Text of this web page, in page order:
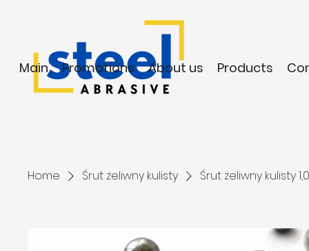
Main Promotions About us Products
Home Śrut żeliwny kulisty Śrut żeliwny kulisty